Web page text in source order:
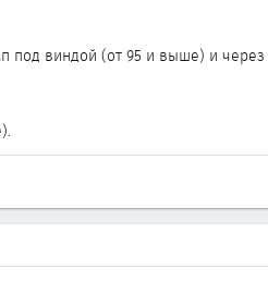
под виндой (от 95 и выше) и